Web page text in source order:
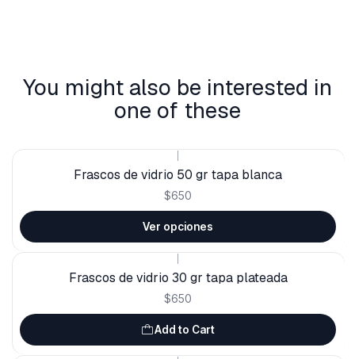
You might also be interested in
one of these
Frascos de vidrio 50 gr tapa blanca
$650
Ver opciones
Frascos de vidrio 30 gr tapa plateada
$650
Add to Cart